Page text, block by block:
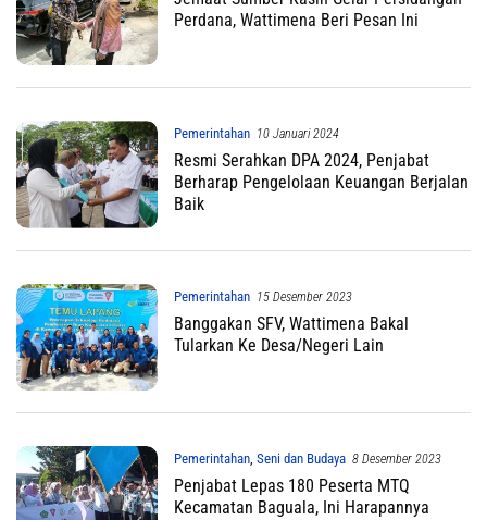
Perdana, Wattimena Beri Pesan Ini
Pemerintahan 10 Januari 2024
Resmi Serahkan DPA 2024, Penjabat
Berharap Pengelolaan Keuangan Berjalan
Baik
Pemerintahan 15 Desember 2023
Banggakan SFV, Wattimena Bakal
Tularkan Ke Desa/Negeri Lain
Pemerintahan, Seni dan Budaya 8 Desember 2023
Penjabat Lepas 180 Peserta MTQ
Kecamatan Baguala, Ini Harapannya